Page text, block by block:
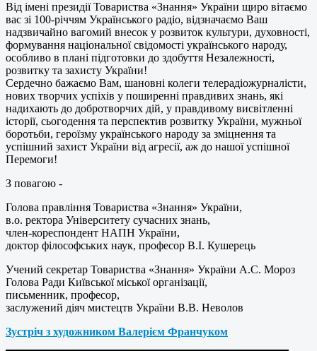
Від імені президії Товариства «Знання» України щиро вітаємо
вас зі 100-річчям Українського радіо, відзначаємо Ваш
надзвичайно вагомий внесок у розвиток культури, духовності,
формування національної свідомості українського народу,
особливо в плані підготовки до здобуття Незалежності,
розвитку та захисту України!
Сердечно бажаємо Вам, шановні колеги телерадіожурналісти,
нових творчих успіхів у поширенні правдивих знань, які
надихають до добротворчих дій, у правдивому висвітленні
історії, сьогодення та перспектив розвитку України, мужньої
боротьби, героїзму українського народу за зміцнення та
успішний захист України від агресії, аж до нашої успішної
Перемоги!
З повагою -
Голова правління Товариства «Знання» України,
в.о. ректора Університету сучасних знань,
член-кореспондент НАПН України,
доктор філософських наук, професор В.І. Кушерець
Учений секретар Товариства «Знання» України А.С. Мороз
Голова Ради Київської міської організації,
письменник, професор,
заслужений діяч мистецтв України В.В. Неволов
Зустріч з художником Валерієм Франчуком